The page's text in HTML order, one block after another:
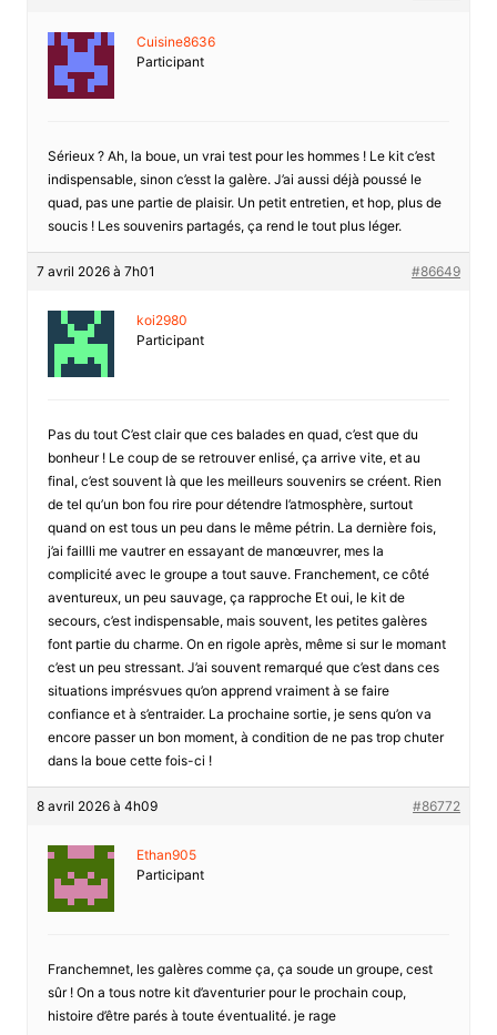
Cuisine8636
Participant
Sérieux ? Ah, la boue, un vrai test pour les hommes ! Le kit c’est
indispensable, sinon c’esst la galère. J’ai aussi déjà poussé le
quad, pas une partie de plaisir. Un petit entretien, et hop, plus de
soucis ! Les souvenirs partagés, ça rend le tout plus léger.
7 avril 2026 à 7h01 #86649
koi2980
Participant
Pas du tout C’est clair que ces balades en quad, c’est que du
bonheur ! Le coup de se retrouver enlisé, ça arrive vite, et au
final, c’est souvent là que les meilleurs souvenirs se créent. Rien
de tel qu’un bon fou rire pour détendre l’atmosphère, surtout
quand on est tous un peu dans le même pétrin. La dernière fois,
j’ai faillli me vautrer en essayant de manœuvrer, mes la
complicité avec le groupe a tout sauve. Franchement, ce côté
aventureux, un peu sauvage, ça rapproche Et oui, le kit de
secours, c’est indispensable, mais souvent, les petites galères
font partie du charme. On en rigole après, même si sur le momant
c’est un peu stressant. J’ai souvent remarqué que c’est dans ces
situations imprésvues qu’on apprend vraiment à se faire
confiance et à s’entraider. La prochaine sortie, je sens qu’on va
encore passer un bon moment, à condition de ne pas trop chuter
dans la boue cette fois-ci !
8 avril 2026 à 4h09 #86772
Ethan905
Participant
Franchemnet, les galères comme ça, ça soude un groupe, cest
sûr ! On a tous notre kit d’aventurier pour le prochain coup,
histoire d’être parés à toute éventualité. je rage